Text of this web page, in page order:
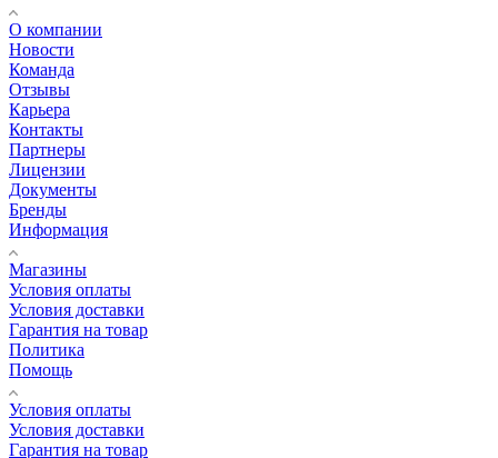
О компании
Новости
Команда
Отзывы
Карьера
Контакты
Партнеры
Лицензии
Документы
Бренды
Информация
Магазины
Условия оплаты
Условия доставки
Гарантия на товар
Политика
Помощь
Условия оплаты
Условия доставки
Гарантия на товар